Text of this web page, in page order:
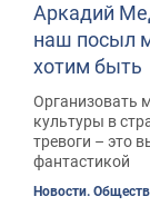
Аркадий
наш посыл
хотим быть
Организовать
культуры в
тревоги – это
фантастикой
Новости.